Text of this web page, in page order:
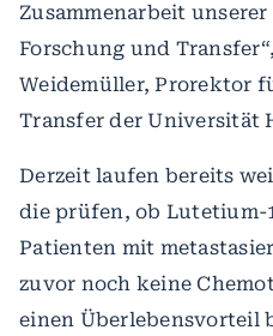
Zusammenarbeit
Forschung und
Weidemüller, Prorektor
Transfer der Universität
Derzeit laufen bereits
die prüfen, ob Lutetium-
Patienten mit
zuvor noch keine
einen Überlebensvorteil